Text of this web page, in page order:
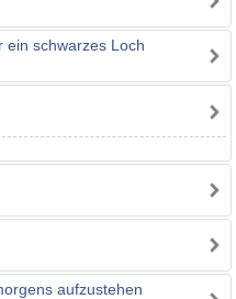
ein schwarzes Loch
aufzustehen